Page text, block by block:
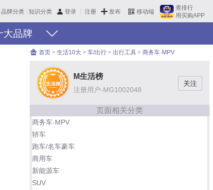
品牌分类 知识分类 登录 注册 发布 移动端
查排行
用买购APP
大品牌
首页 > 生活10大 > 车/出行 > 出行工具 > 商务车·MPV
M生活榜
注册用户-MG1002048
页面相关分类
商务车·MPV
轿车
跑车/名车豪车
商用车
新能源车
SUV